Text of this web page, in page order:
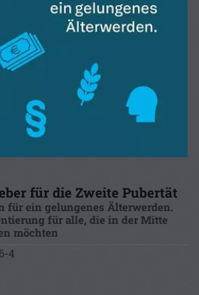
für die Zweite Pubertät
für ein gelungenes Älterwerden.
für alle, die in der Mitte
möchten
4